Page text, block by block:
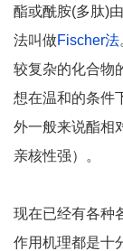
酯或酰胺(多肽)
法叫做Fischer法
较复杂的化合物
想在温和的条件
外一般来说酯相
亲核性强）。
现在已经有各种
作用机理都是十